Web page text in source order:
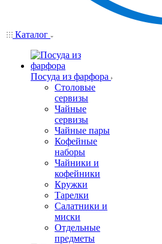
Каталог
Посуда из фарфора
Столовые
сервизы
Чайные
сервизы
Чайные пары
Кофейные
наборы
Чайники и
кофейники
Кружки
Тарелки
Салатники и
миски
Отдельные
предметы